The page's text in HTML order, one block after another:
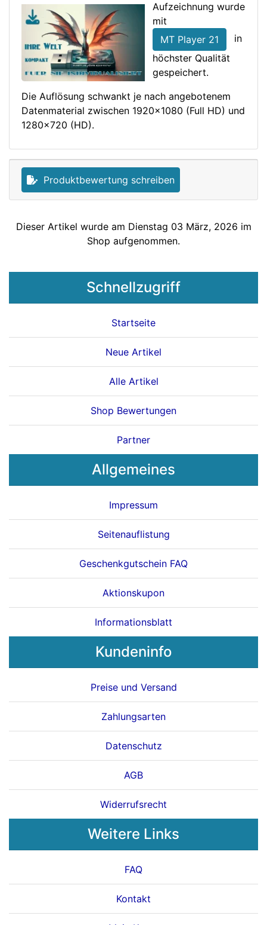
Aufzeichnung wurde
mit
MT Player 21
in
höchster Qualität
gespeichert.
Die Auflösung schwankt je nach angebotenem
Datenmaterial zwischen 1920x1080 (Full HD) und
1280x720 (HD).
Produktbewertung schreiben
Dieser Artikel wurde am Dienstag 03 März, 2026 im
Shop aufgenommen.
Schnellzugriff
Startseite
Neue Artikel
Alle Artikel
Shop Bewertungen
Partner
Allgemeines
Impressum
Seitenauflistung
Geschenkgutschein FAQ
Aktionskupon
Informationsblatt
Kundeninfo
Preise und Versand
Zahlungsarten
Datenschutz
AGB
Widerrufsrecht
Weitere Links
FAQ
Kontakt